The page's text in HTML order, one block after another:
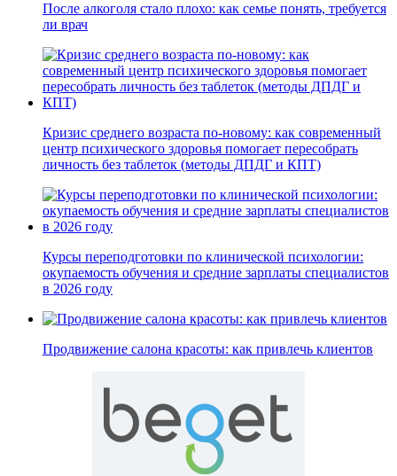
После алкоголя стало плохо: как семье понять, требуется
ли врач
Кризис среднего возраста по-новому: как современный
центр психического здоровья помогает пересобрать
личность без таблеток (методы ДПДГ и КПТ)
Курсы переподготовки по клинической психологии:
окупаемость обучения и средние зарплаты специалистов
в 2026 году
Продвижение салона красоты: как привлечь клиентов